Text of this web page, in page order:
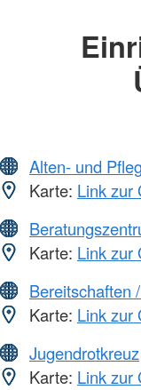
Alten- und
Karte: Link zur
Karte: Link zur
Bereitschaften
Karte: Link zur
Jugendrotkreuz
Karte: Link zur